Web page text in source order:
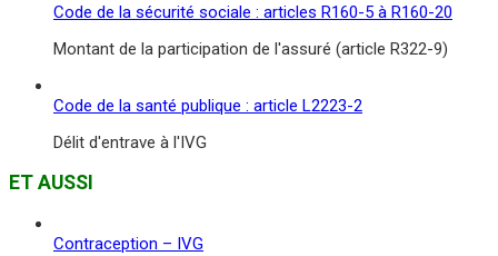
Code de la sécurité sociale : articles R160-5 à R160-20
Montant de la participation de l'assuré (article R322-9)
Code de la santé publique : article L2223-2
Délit d'entrave à l'IVG
ET AUSSI
Contraception – IVG